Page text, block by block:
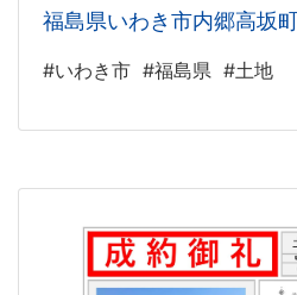
福島県いわき市内郷高坂
#いわき市 #福島県 #土地